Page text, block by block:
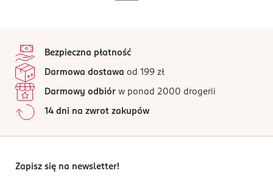
Bezpieczna płatność
Darmowa dostawa od 199 zł
Darmowy odbiór w ponad 2000 drogerii
14 dni na zwrot zakupów
Zapisz się na newsletter!